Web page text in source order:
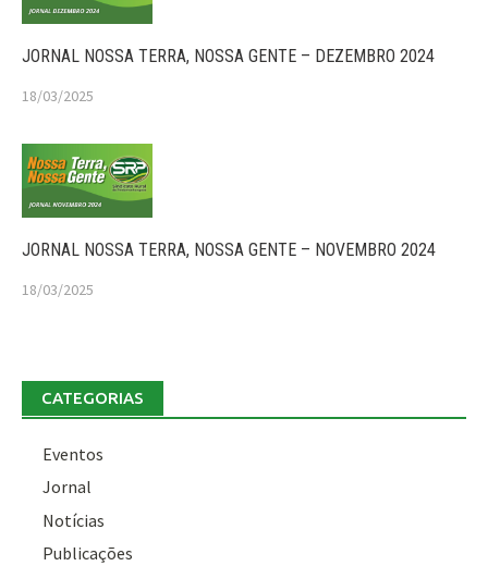
JORNAL NOSSA TERRA, NOSSA GENTE – DEZEMBRO 2024
18/03/2025
JORNAL NOSSA TERRA, NOSSA GENTE – NOVEMBRO 2024
18/03/2025
CATEGORIAS
Eventos
Jornal
Notícias
Publicações